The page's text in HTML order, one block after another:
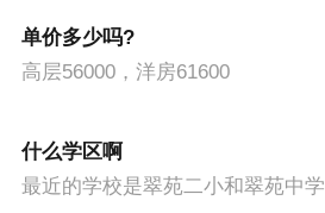
单价多少吗?
高层56000，洋房61600
什么学区啊
最近的学校是翠苑二小和翠苑中学